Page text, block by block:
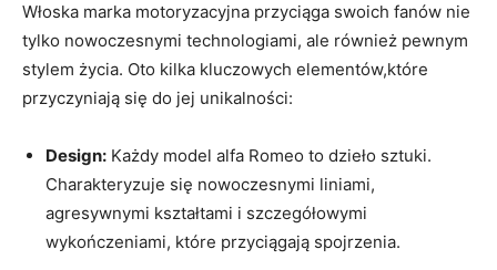
Włoska marka motoryzacyjna ‍przyciąga swoich fanów nie⁣
tylko nowoczesnymi technologiami, ale również pewnym
stylem życia. Oto kilka kluczowych elementów,które
przyczyniają ‍się do jej unikalności:
Design: Każdy‍ model alfa Romeo to dzieło sztuki.
Charakteryzuje się ‌nowoczesnymi ‍liniami,
agresywnymi kształtami i ⁢szczegółowymi
wykończeniami, które przyciągają spojrzenia.